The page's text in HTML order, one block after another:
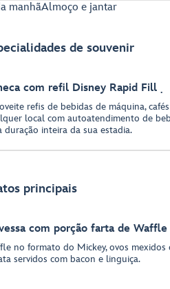
manhãAlmoço e jantar
de souvenir
com refil Disney Rapid Fill
refis de bebidas de máquina,
local com autoatendimento de
duração inteira da sua estadia.
principais
com porção farta de Waffle
no formato do Mickey, ovos mexidos
servidos com bacon e linguiça.